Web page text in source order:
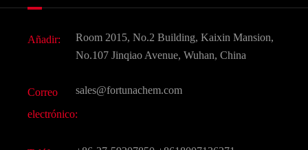
Sabores y fragancias
CAS químico
Todos los productos químicos finos
Preguntas frecuentes (FAQ)
Añadir:
Room 2015, No.2 Building, Kaixin Mansion,
No.107 Jinqiao Avenue, Wuhan, China
Correo
electrónico:
sales@fortunachem.com